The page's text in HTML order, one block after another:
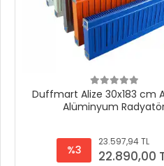
Duffmart Alize 30x183 cm
Alüminyum
%3
23.597,94 TL
22.890,00